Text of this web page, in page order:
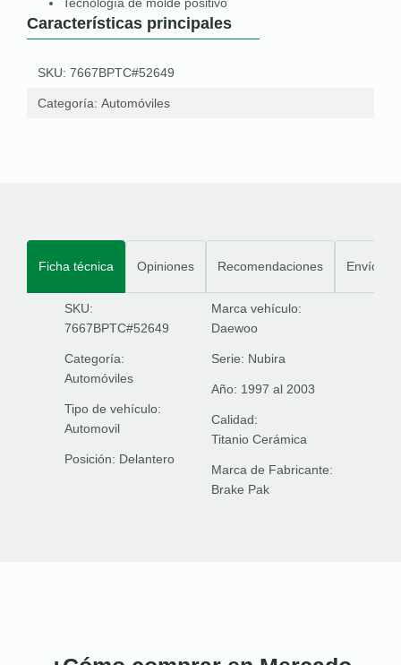
Características principales
SKU: 7667BPTC#52649
Categoría: Automóviles
Ficha técnica Opiniones Recomendaciones Envíos
SKU:
7667BPTC#52649
Categoría:
Automóviles
Tipo de vehículo:
Automovil
Posición: Delantero
Marca vehículo:
Daewoo
Serie: Nubira
Año: 1997 al 2003
Calidad:
Titanio Cerámica
Marca de Fabricante:
Brake Pak